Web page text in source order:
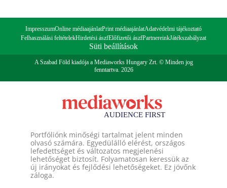
ImpresszumOnline médiaajánlatPrint médiaajánlatAdatvédelmi tájékoztató
Felhasználási feltételekHirdetési ászfElőfizetői ászfPartnereinkJátékszabályzat
Süti beállítások
A Szabad Föld kiadója a Mediaworks Hungary Zrt. © Minden jog
fenntartva. 2026
Portfóliónk minőségi tartalmat jelent minden
olvasó számára. Egyedülálló elérést, országos
lefedettséget és változatos megjelenési
lehetőséget biztosít. Folyamatosan keressük az
új irányokat és fejlődési lehetőségeket. Ez jövőnk
záloga.